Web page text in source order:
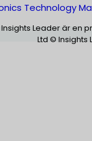
Technology
Insights Leader är en
Ltd ©